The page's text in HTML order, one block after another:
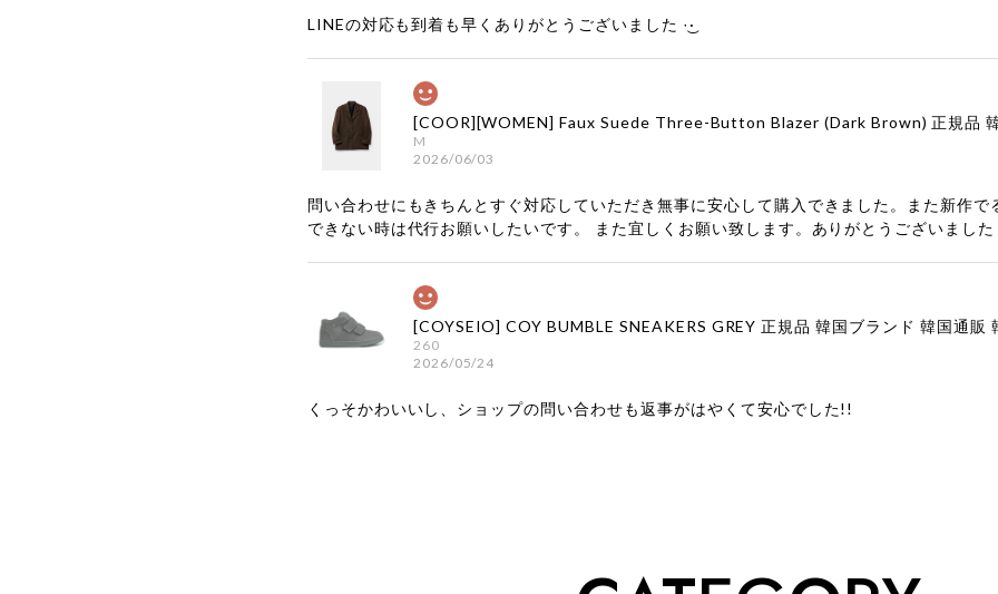
LINEの対応も到着も早くありがとうございました‪ ·͜·
M
2026/06/03
問い合わせにもきちんとすぐ対応していただき無事に安心して購入できました。また新作で
できない時は代行お願いしたいです。 また宜しくお願い致します。ありがとうございました
260
2026/05/24
くっそかわいいし、ショップの問い合わせも返事がはやくて安心でした!!